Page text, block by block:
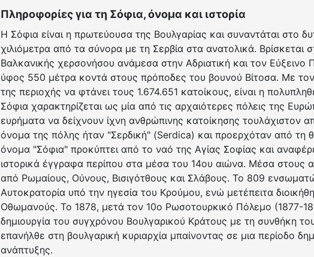
Πληροφορίες για τη Σόφια, όνομα και ιστορία
Η Σόφια είναι η πρωτεύουσα της Βουλγαρίας και συναντάται στο
χιλιόμετρα από τα σύνορα με τη Σερβία στα ανατολικά. Βρίσκεται
Βαλκανικής χερσονήσου ανάμεσα στην Αδριατική και τον Εύξεινο
ύφος 550 μέτρα κοντά στους πρόποδες του βουνού Βίτοσα. Με
της περιοχής να φτάνει τους 1.674.651 κατοίκους, είναι η
Σόφια χαρακτηρίζεται ως μία από τις αρχαιότερες πόλεις της
ευρήματα να δείχνουν ίχνη ανθρώπινης κατοίκησης τουλάχιστον
όνομα της πόλης ήταν "Σερδική" (Serdica) και προερχόταν από τη
όνομα "Σόφια" προκύπτει από το ναό της Αγίας Σοφίας και
ιστορικά έγγραφα περίπου στα μέσα του 14ου αιώνα. Μέσα στους
από Ρωμαίους, Ούνους, Βισιγότθους και Σλάβους. Το 809
Αυτοκρατορία υπό την ηγεσία του Κρούμου, ενώ μετέπειτα
Οθωμανούς. Το 1878, μετά τον 10ο Ρωσοτουρκικό Πόλεμο (1877-
δημιουργία του συγχρόνου Βουλγαρικού Κράτους με τη συνθήκη
επανήλθε στη βουλγαρική κυριαρχία μπαίνοντας σε μια περίοδο
ανάπτυξης.